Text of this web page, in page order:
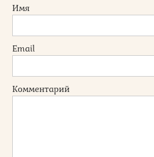
Имя
Email
Комментарий